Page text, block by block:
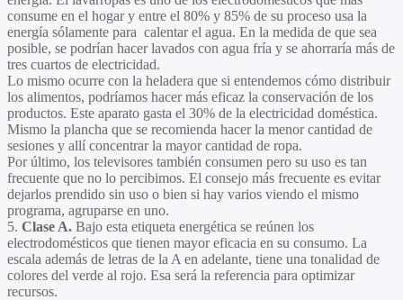
consume en el hogar y entre el 80% y 85% de su proceso usa la
energía sólamente para calentar el agua. En la medida de que sea
posible, se podrían hacer lavados con agua fría y se ahorraría más de
tres cuartos de electricidad.
Lo mismo ocurre con la heladera que si entendemos cómo distribuir
los alimentos, podríamos hacer más eficaz la conservación de los
productos. Este aparato gasta el 30% de la electricidad doméstica.
Mismo la plancha que se recomienda hacer la menor cantidad de
sesiones y allí concentrar la mayor cantidad de ropa.
Por último, los televisores también consumen pero su uso es tan
frecuente que no lo percibimos. El consejo más frecuente es evitar
dejarlos prendido sin uso o bien si hay varios viendo el mismo
programa, agruparse en uno.
5. Clase A. Bajo esta etiqueta energética se reúnen los
electrodomésticos que tienen mayor eficacia en su consumo. La
escala además de letras de la A en adelante, tiene una tonalidad de
colores del verde al rojo. Esa será la referencia para optimizar
recursos.